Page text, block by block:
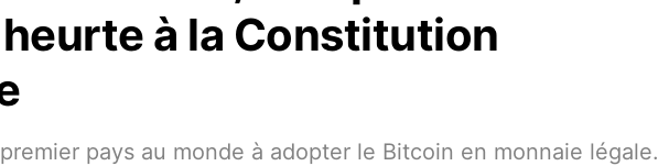
à la Constitution
pays au monde à adopter le Bitcoin en monnaie légale.